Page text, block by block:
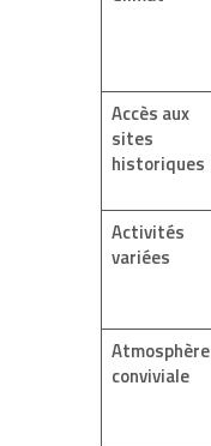
Accès aux
sites
historiques
Activités
variées
Atmosphère
conviviale